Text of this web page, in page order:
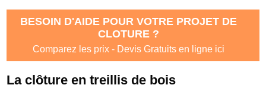
BESOIN D'AIDE POUR VOTRE PROJET DE
CLOTURE ?
Comparez les prix - Devis Gratuits en ligne ici
La clôture en treillis de bois